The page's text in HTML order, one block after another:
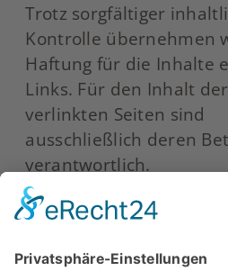
Trotz sorgfältiger
Kontrolle übernehmen
Haftung für die Inhalte
Links. Für den Inhalt der
verlinkten Seiten sind
ausschließlich deren
verantwortlich.
Bildnachweis